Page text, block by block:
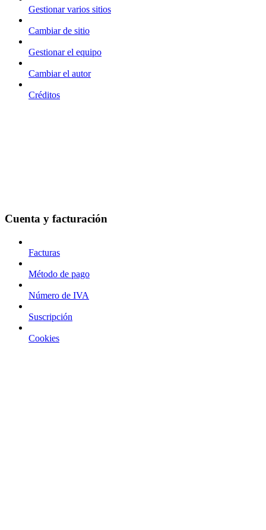
Gestionar varios sitios
Cambiar de sitio
Gestionar el equipo
Cambiar el autor
Créditos
Cuenta y facturación
Facturas
Método de pago
Número de IVA
Suscripción
Cookies